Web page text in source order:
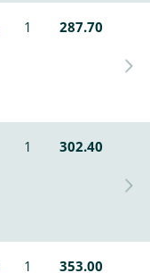
1 287.70
1 302.40
1 353.00